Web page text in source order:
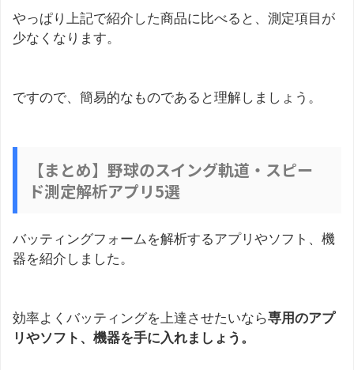
やっぱり上記で紹介した商品に比べると、測定項目が
少なくなります。
ですので、簡易的なものであると理解しましょう。
【まとめ】野球のスイング軌道・スピー
ド測定解析アプリ5選
バッティングフォームを解析するアプリやソフト、機
器を紹介しました。
効率よくバッティングを上達させたいなら専用のアプ
リやソフト、機器を手に入れましょう。